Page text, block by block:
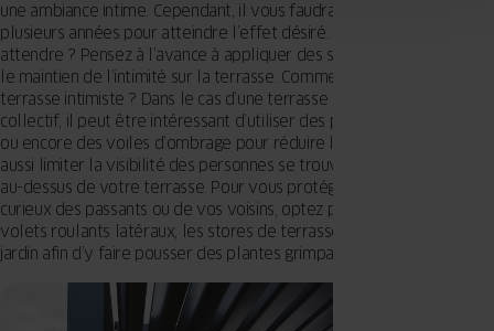
une ambiance intime. Cependant, il vous faudra peut-être attendre
plusieurs années pour atteindre l’effet désiré. Vous ne voulez pas
attendre ? Pensez à l’avance à appliquer des solutions qui favorisent
le maintien de l’intimité sur la terrasse. Comment aménager une
terrasse intimiste ? Dans le cas d’une terrasse d’un immeuble
collectif, il peut être intéressant d’utiliser des panneaux occultants,
ou encore des voiles d’ombrage pour réduire l’ensoleillement mais
aussi limiter la visibilité des personnes se trouvant sur les balcons
au-dessus de votre terrasse. Pour vous protéger contre les regards
curieux des passants ou de vos voisins, optez par exemple pour des
volets roulants latéraux, les stores de terrasses ou les grilles de
jardin afin d’y faire pousser des plantes grimpantes.